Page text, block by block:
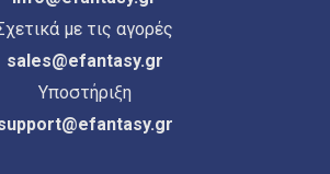
με τις αγορές
sales@efantasy.gr
Υποστήριξη